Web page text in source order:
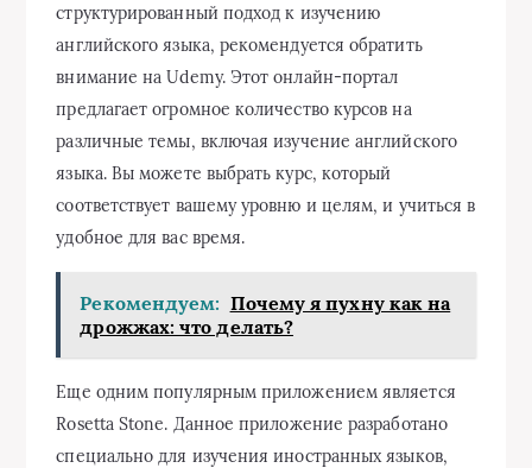
структурированный подход к изучению
английского языка, рекомендуется обратить
внимание на Udemy. Этот онлайн-портал
предлагает огромное количество курсов на
различные темы, включая изучение английского
языка. Вы можете выбрать курс, который
соответствует вашему уровню и целям, и учиться в
удобное для вас время.
Рекомендуем: Почему я пухну как на
дрожжах: что делать?
Еще одним популярным приложением является
Rosetta Stone. Данное приложение разработано
специально для изучения иностранных языков,